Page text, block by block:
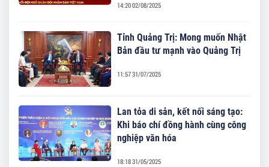
14:20 02/08/2025
Tỉnh Quảng Trị: Mong muốn Nhật
Bản đầu tư mạnh vào Quảng Trị
11:57 31/07/2025
Lan tỏa di sản, kết nối sáng tạo:
Khi báo chí đồng hành cùng công
nghiệp văn hóa
18:18 31/05/2025